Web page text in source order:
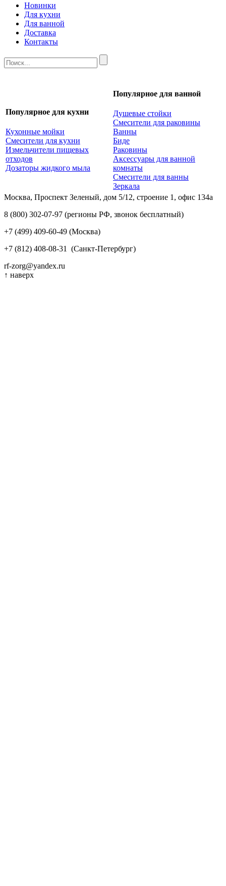
Новинки
Для кухни
Для ванной
Доставка
Контакты
Популярное для кухни
Кухонные мойки
Смесители для кухни
Измельчители пищевых
отходов
Дозаторы жидкого мыла
Популярное для ванной
Душевые стойки
Смесители для раковины
Ванны
Биде
Раковины
Аксессуары для ванной
комнаты
Смесители для ванны
Зеркала
Москва, Проспект Зеленый, дом 5/12, строение 1, офис 134а
8 (800) 302-07-97 (регионы РФ, звонок бесплатный)
+7 (499) 409-60-49 (Москва)
+7 (812) 408-08-31 (Санкт-Петербург)
rf-zorg@yandex.ru
↑ наверх